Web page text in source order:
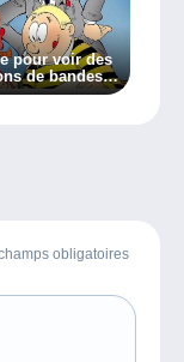
pour voir des
de bandes
et on
obligatoires